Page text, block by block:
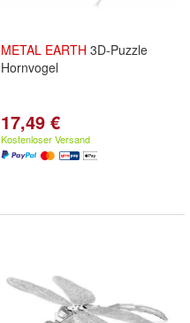
METAL EARTH 3D-Puzzle
Hornvogel
17,49 €
Kostenloser Versand